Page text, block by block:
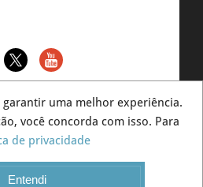
Todos os direitos reservados
garantir uma melhor experiência.
você concorda com isso. Para
de privacidade
Entendi